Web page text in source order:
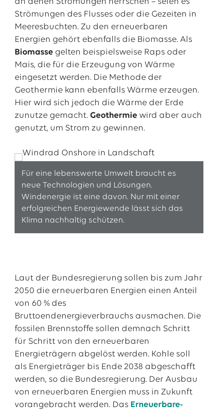
Strömungen des Flusses oder die Gezeiten in
Meeresbuchten. Zu den erneuerbaren
Energien gehört ebenfalls die Biomasse. Als
Biomasse gelten beispielsweise Raps oder
Mais, die für die Erzeugung von Wärme
eingesetzt werden. Die Methode der
Geothermie kann ebenfalls Wärme erzeugen.
Hier wird sich jedoch die Wärme der Erde
zunutze gemacht. Geothermie wird aber auch
genutzt, um Strom zu gewinnen.
Für eine lebenswerte Umwelt braucht es
neue Technologien und Lösungen.
Windenergie ist eine davon. Nur mit einer
erfolgreichen Energiewende lässt sich das
Klima nachhaltig schützen.
Laut der Bundesregierung sollen bis zum Jahr
2050 die erneuerbaren Energien einen Anteil
von 60 % des
Bruttoendenergieverbrauchs ausmachen. Die
fossilen Brennstoffe sollen demnach Schritt
für Schritt von den erneuerbaren
Energieträgern abgelöst werden. Kohle soll
als Energieträger bis Ende 2038 abgeschafft
werden, so die Bundesregierung. Der Ausbau
von erneuerbaren Energien muss in Zukunft
vorangebracht werden. Das Erneuerbare-